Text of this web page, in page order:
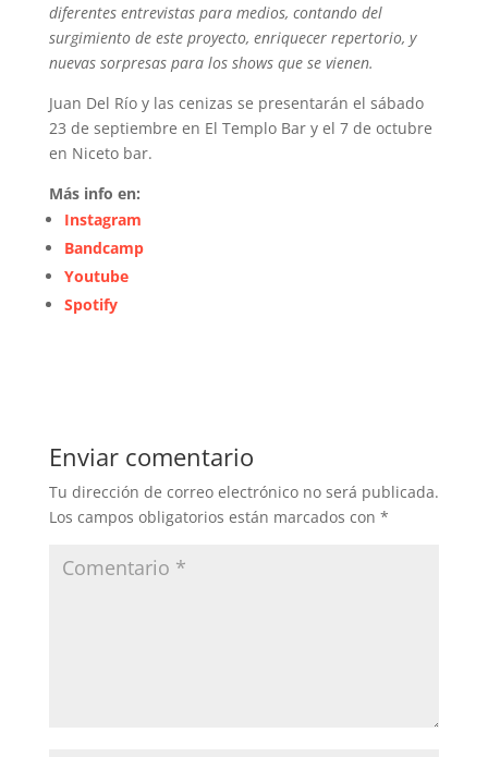
diferentes entrevistas para medios, contando del
surgimiento de este proyecto, enriquecer repertorio, y
nuevas sorpresas para los shows que se vienen.
Juan Del Río y las cenizas se presentarán el sábado
23 de septiembre en El Templo Bar y el 7 de octubre
en Niceto bar.
Más info en:
Instagram
Bandcamp
Youtube
Spotify
Enviar comentario
Tu dirección de correo electrónico no será publicada.
Los campos obligatorios están marcados con *